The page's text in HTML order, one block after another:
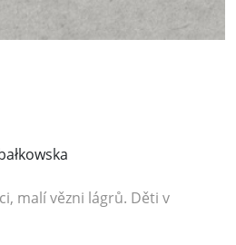
malí vězni lágrů. Děti v